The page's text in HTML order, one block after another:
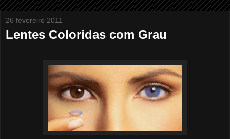
26 fevereiro 2011
Lentes Coloridas com Grau